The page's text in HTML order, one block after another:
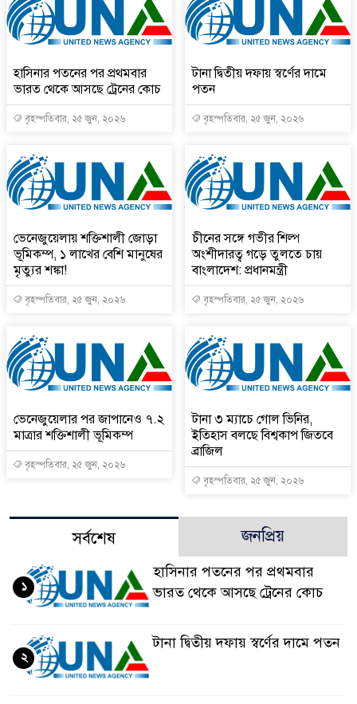
হাসিনার পতনের পর প্রথমবার
ভারত থেকে আসছে ট্রেনের কোচ
বৃহস্পতিবার, ২৫ জুন, ২০২৬
টানা দ্বিতীয় দফায় স্বর্ণের দামে
পতন
বৃহস্পতিবার, ২৫ জুন, ২০২৬
ভেনেজুয়েলায় শক্তিশালী জোড়া
ভূমিকম্প, ১ লাখের বেশি মানুষের
মৃত্যুর শঙ্কা!
বৃহস্পতিবার, ২৫ জুন, ২০২৬
চীনের সঙ্গে গভীর শিল্প
অংশীদারত্ব গড়ে তুলতে চায়
বাংলাদেশ: প্রধানমন্ত্রী
বৃহস্পতিবার, ২৫ জুন, ২০২৬
ভেনেজুয়েলার পর জাপানেও ৭.২
মাত্রার শক্তিশালী ভূমিকম্প
বৃহস্পতিবার, ২৫ জুন, ২০২৬
টানা ৩ ম্যাচে গোল ভিনির,
ইতিহাস বলছে বিশ্বকাপ জিতবে
ব্রাজিল
বৃহস্পতিবার, ২৫ জুন, ২০২৬
সর্বশেষ জনপ্রিয়
হাসিনার পতনের পর প্রথমবার
ভারত থেকে আসছে ট্রেনের কোচ
১
টানা দ্বিতীয় দফায় স্বর্ণের দামে পতন
২